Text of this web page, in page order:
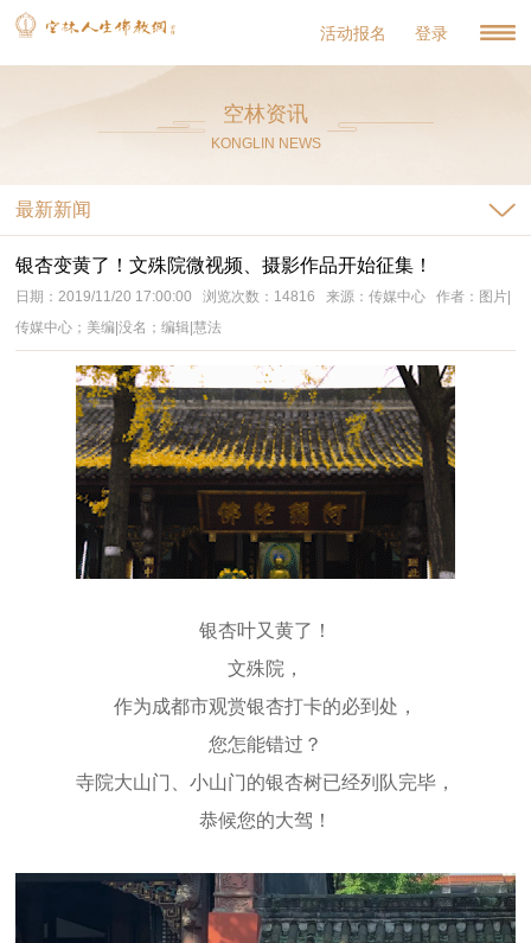
活动报名 登录
空林资讯
KONGLIN NEWS
最新新闻
银杏变黄了！文殊院微视频、摄影作品开始征集！
日期：2019/11/20 17:00:00 浏览次数：14816 来源：传媒中心 作者：图片|
传媒中心；美编|没名；编辑|慧法
银杏叶又黄了！
文殊院，
作为成都市观赏银杏打卡的必到处，
您怎能错过？
寺院大山门、小山门的银杏树已经列队完毕，
恭候您的大驾！